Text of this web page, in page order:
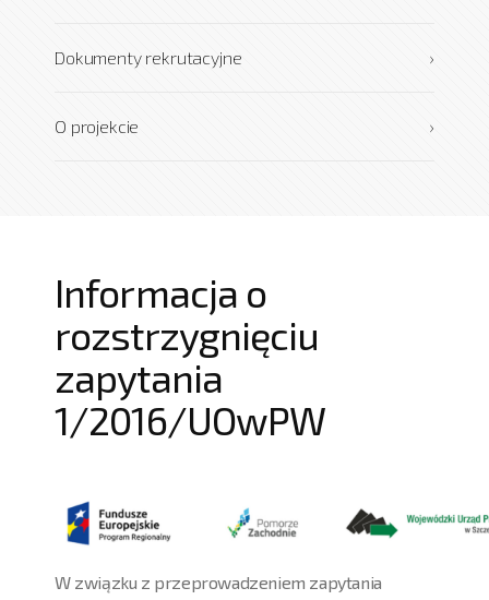
›
Dokumenty rekrutacyjne
›
O projekcie
Informacja o
rozstrzygnięciu
zapytania
1/2016/UOwPW
W związku z przeprowadzeniem zapytania